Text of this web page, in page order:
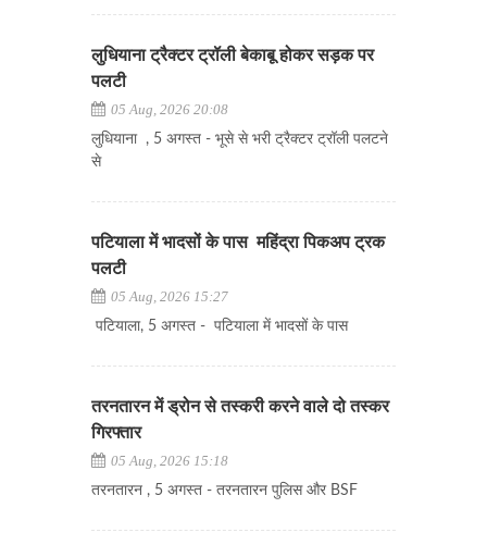
लुधियाना ट्रैक्टर ट्रॉली बेकाबू होकर सड़क पर
पलटी
05 Aug, 2026 20:08
लुधियाना , 5 अगस्त - भूसे से भरी ट्रैक्टर ट्रॉली पलटने
से
पटियाला में भादसों के पास महिंद्रा पिकअप ट्रक
पलटी
05 Aug, 2026 15:27
पटियाला, 5 अगस्त - पटियाला में भादसों के पास
तरनतारन में ड्रोन से तस्करी करने वाले दो तस्कर
गिरफ्तार
05 Aug, 2026 15:18
तरनतारन , 5 अगस्त - तरनतारन पुलिस और BSF